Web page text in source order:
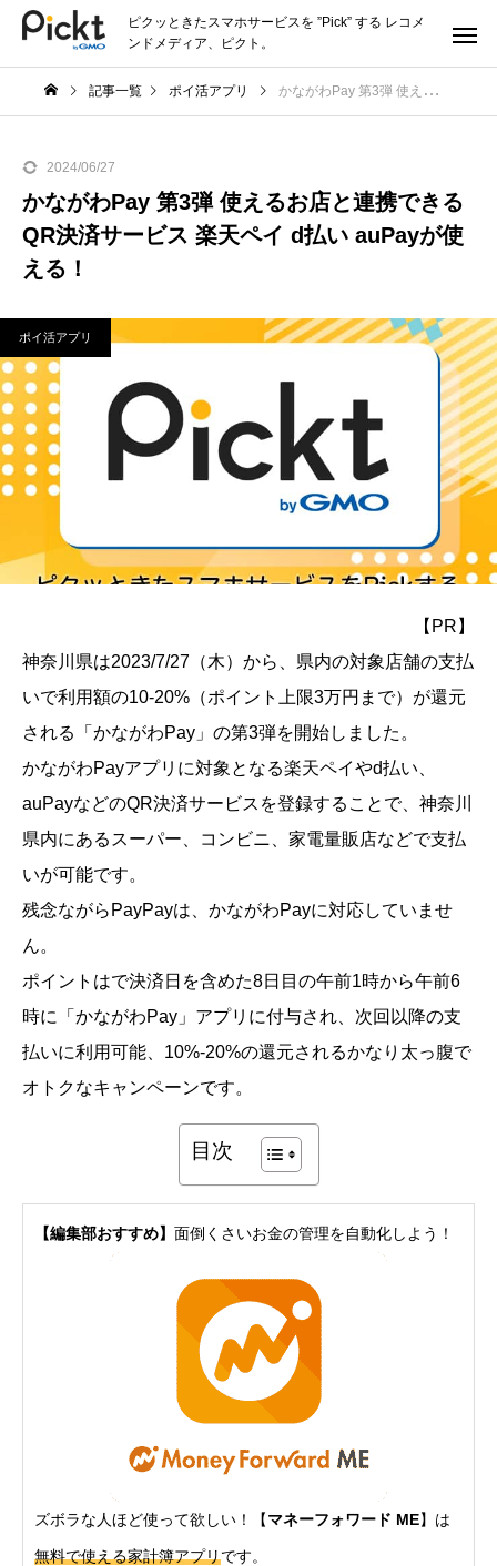
ピクッときたスマホサービスを ”Pick” する レコメ
ンドメディア、ピクト。
記事一覧 ポイ活アプリ かながわPay 第3弾 使えるお店と連携できるQR決済サービス 楽天ペイ d払い auPayが使える！
2024/06/27
かながわPay 第3弾 使えるお店と連携できる
QR決済サービス 楽天ペイ d払い auPayが使
える！
ポイ活アプリ
【PR】
神奈川県は2023/7/27（木）から、県内の対象店舗の支払
いで利用額の10-20%（ポイント上限3万円まで）が還元
される「かながわPay」の第3弾を開始しました。
かながわPayアプリに対象となる楽天ペイやd払い、
auPayなどのQR決済サービスを登録することで、神奈川
県内にあるスーパー、コンビニ、家電量販店などで支払
いが可能です。
残念ながらPayPayは、かながわPayに対応していませ
ん。
ポイントはで決済日を含めた8日目の午前1時から午前6
時に「かながわPay」アプリに付与され、次回以降の支
払いに利用可能、10%-20%の還元されるかなり太っ腹で
オトクなキャンペーンです。
目次
【編集部おすすめ】 面倒くさいお金の管理を自動化しよう！
ズボラな人ほど使って欲しい！【マネーフォワード ME】は
無料で使える家計簿アプリです。